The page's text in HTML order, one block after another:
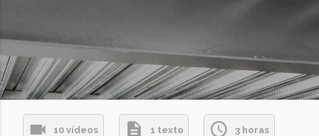
10 vídeos 1 texto 3 horas